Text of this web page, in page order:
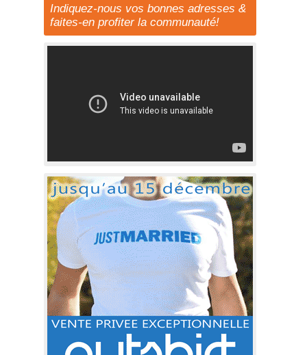
Indiquez-nous vos bonnes adresses &
faites-en profiter la communauté!